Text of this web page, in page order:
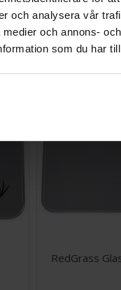
och analysera vår
medier och annons-
som du har
3 244 SEK
RedGrass